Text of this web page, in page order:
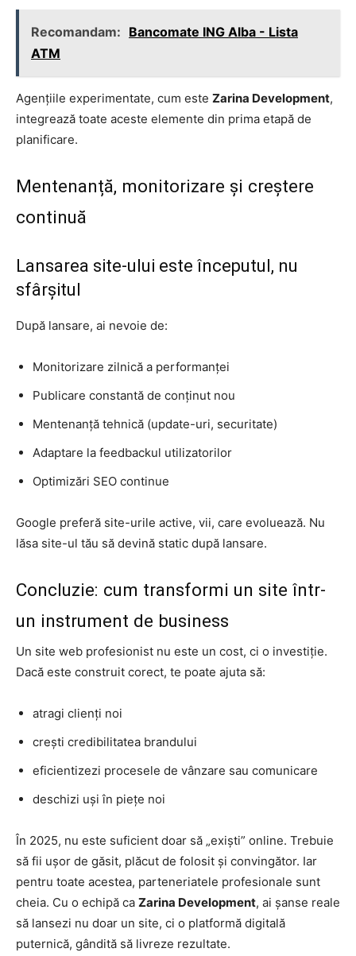
Recomandam: Bancomate ING Alba - Lista
ATM
Agențiile experimentate, cum este Zarina Development,
integrează toate aceste elemente din prima etapă de
planificare.
Mentenanță, monitorizare și creștere
continuă
Lansarea site-ului este începutul, nu
sfârșitul
După lansare, ai nevoie de:
Monitorizare zilnică a performanței
Publicare constantă de conținut nou
Mentenanță tehnică (update-uri, securitate)
Adaptare la feedbackul utilizatorilor
Optimizări SEO continue
Google preferă site-urile active, vii, care evoluează. Nu
lăsa site-ul tău să devină static după lansare.
Concluzie: cum transformi un site într-
un instrument de business
Un site web profesionist nu este un cost, ci o investiție.
Dacă este construit corect, te poate ajuta să:
atragi clienți noi
crești credibilitatea brandului
eficientizezi procesele de vânzare sau comunicare
deschizi uși în piețe noi
În 2025, nu este suficient doar să „exiști” online. Trebuie
să fii ușor de găsit, plăcut de folosit și convingător. Iar
pentru toate acestea, parteneriatele profesionale sunt
cheia. Cu o echipă ca Zarina Development, ai șanse reale
să lansezi nu doar un site, ci o platformă digitală
puternică, gândită să livreze rezultate.